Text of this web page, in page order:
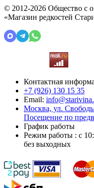
© 2012-2026 Общество с
«Магазин редкостей
Контактная
+7 (926) 130 15 35
Email:
Москва, ул.
Посещение по
График работы
Режим работы : с
без выходных